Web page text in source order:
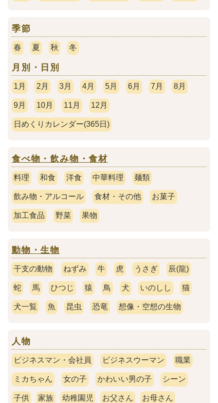
季節
春 夏 秋 冬
月別・日別
1月 2月 3月 4月 5月 6月 7月 8月
9月 10月 11月 12月
日めくりカレンダー(365日)
食べ物・飲み物・食材
料理 和食 洋食 中華料理 麺類
飲み物・アルコール 食材・その他 お菓子
加工食品 野菜 果物
動物・生物
干支の動物 ねずみ 牛 虎 うさぎ 辰(龍)
蛇 馬 ひつじ 猿 鳥 犬 いのしし 猫
犬一覧 魚 昆虫 恐竜 想像・空想の生物
人物
ビジネスマン・会社員 ビジネスウーマン 職業
ミカちゃん 女の子 かわいい男の子 シーン
子供 家族 幼稚園児 お父さん お母さん